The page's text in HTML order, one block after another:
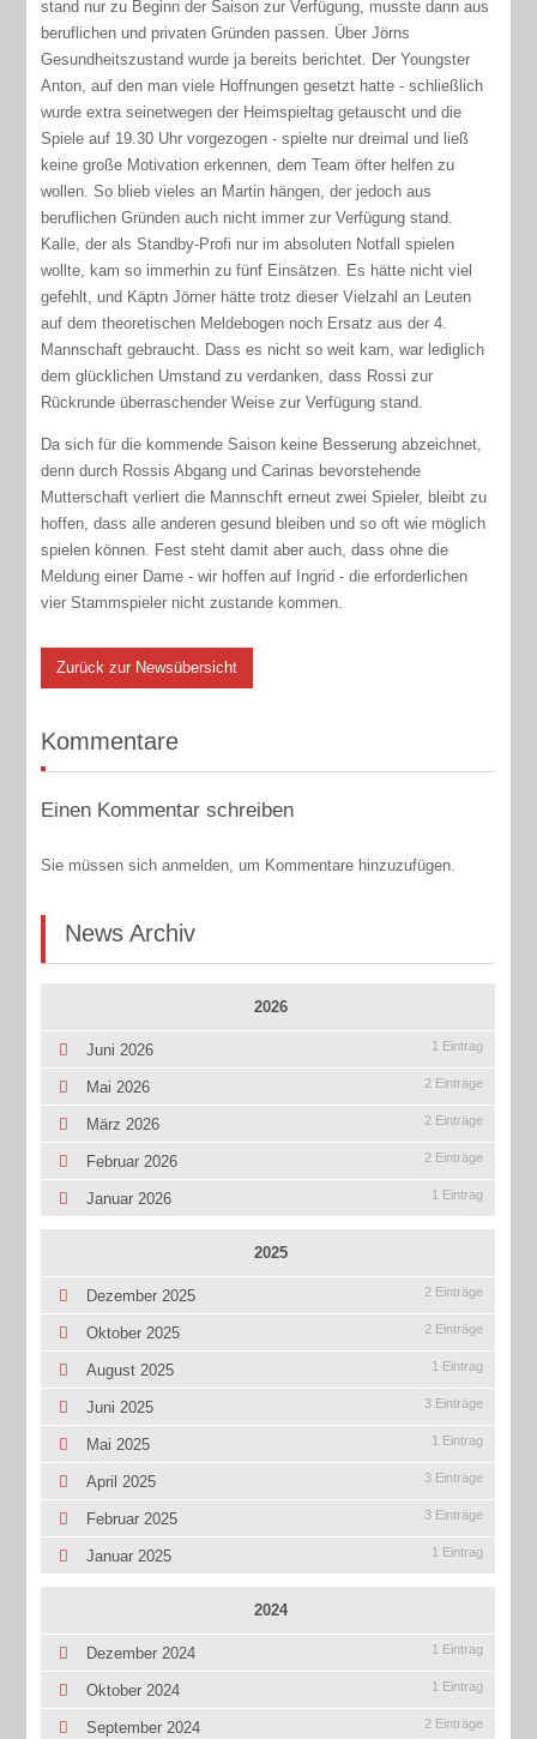
stand nur zu Beginn der Saison zur Verfügung, musste dann aus
beruflichen und privaten Gründen passen. Über Jörns
Gesundheitszustand wurde ja bereits berichtet. Der Youngster
Anton, auf den man viele Hoffnungen gesetzt hatte - schließlich
wurde extra seinetwegen der Heimspieltag getauscht und die
Spiele auf 19.30 Uhr vorgezogen - spielte nur dreimal und ließ
keine große Motivation erkennen, dem Team öfter helfen zu
wollen. So blieb vieles an Martin hängen, der jedoch aus
beruflichen Gründen auch nicht immer zur Verfügung stand.
Kalle, der als Standby-Profi nur im absoluten Notfall spielen
wollte, kam so immerhin zu fünf Einsätzen. Es hätte nicht viel
gefehlt, und Käptn Jörner hätte trotz dieser Vielzahl an Leuten
auf dem theoretischen Meldebogen noch Ersatz aus der 4.
Mannschaft gebraucht. Dass es nicht so weit kam, war lediglich
dem glücklichen Umstand zu verdanken, dass Rossi zur
Rückrunde überraschender Weise zur Verfügung stand.
Da sich für die kommende Saison keine Besserung abzeichnet,
denn durch Rossis Abgang und Carinas bevorstehende
Mutterschaft verliert die Mannschft erneut zwei Spieler, bleibt zu
hoffen, dass alle anderen gesund bleiben und so oft wie möglich
spielen können. Fest steht damit aber auch, dass ohne die
Meldung einer Dame - wir hoffen auf Ingrid - die erforderlichen
vier Stammspieler nicht zustande kommen.
Zurück zur Newsübersicht
Kommentare
Einen Kommentar schreiben
Sie müssen sich anmelden, um Kommentare hinzuzufügen.
News Archiv
2026
Juni 2026 1 Eintrag
Mai 2026 2 Einträge
März 2026 2 Einträge
Februar 2026 2 Einträge
Januar 2026 1 Eintrag
2025
Dezember 2025 2 Einträge
Oktober 2025 2 Einträge
August 2025 1 Eintrag
Juni 2025 3 Einträge
Mai 2025 1 Eintrag
April 2025 3 Einträge
Februar 2025 3 Einträge
Januar 2025 1 Eintrag
2024
Dezember 2024 1 Eintrag
Oktober 2024 1 Eintrag
September 2024 2 Einträge